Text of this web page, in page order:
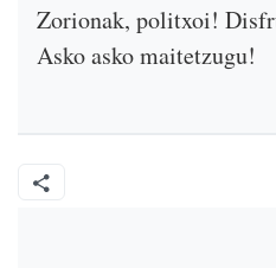
Zorionak, politxoi!
Asko asko maitetzugu!